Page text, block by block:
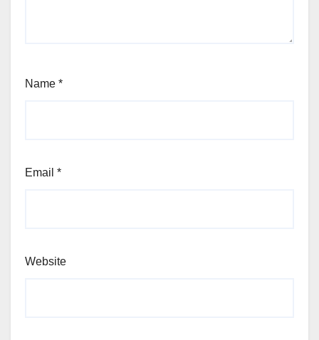
Name *
Email *
Website